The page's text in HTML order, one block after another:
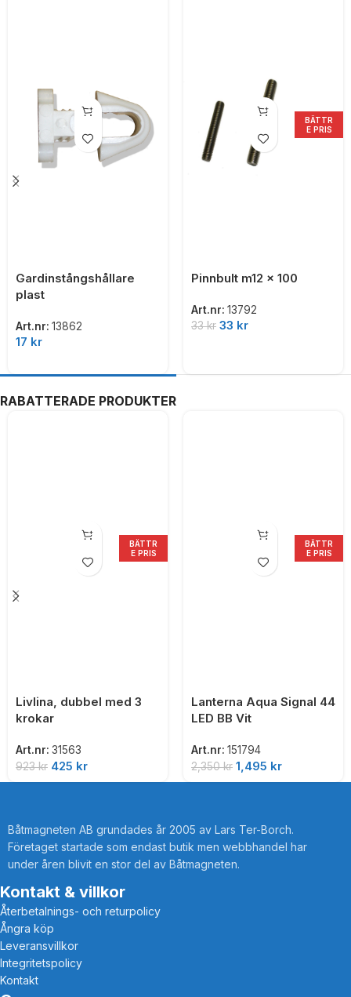
Gardinstångshållare
plast
Art.nr: 13862
17 kr
BÄTTR
E PRIS
Pinnbult m12 x 100
Art.nr: 13792
33kr 33 kr
RABATTERADE PRODUKTER
BÄTTR
E PRIS
Livlina, dubbel med 3
krokar
Art.nr: 31563
923kr 425 kr
BÄTTR
E PRIS
Lanterna Aqua Signal 44
LED BB Vit
Art.nr: 151794
2,350kr 1,495 kr
Båtmagneten AB grundades år 2005 av Lars Ter-Borch.
Företaget startade som endast butik men webbhandel har
under åren blivit en stor del av Båtmagneten.
Kontakt & villkor
Återbetalnings- och returpolicy
Ångra köp
Leveransvillkor
Integritetspolicy
Kontakt